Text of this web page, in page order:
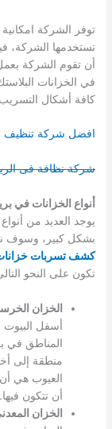
توفر الشركة
تستخدمها الشركة،
أن تقوم الشركة
في الخزانات
كافة أشكال
افضل شركة تنظيف
شركة نظافة فى
أنواع الخزانات في
يوجد العديد من
بشكل كبير، وسوف
كشف تسربات خزانات
تكون على النحو
الخزان
أسفل البيوت
المناطق في
منطقة إلى
العيوب هي
أن تتكون فيها.
الخزان